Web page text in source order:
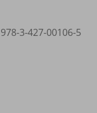
978-3-427-00106-5